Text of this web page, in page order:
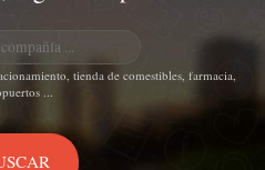
tienda de comestibles, farmacia,
...